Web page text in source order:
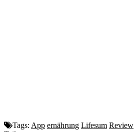
Tags: App ernährung Lifesum Review